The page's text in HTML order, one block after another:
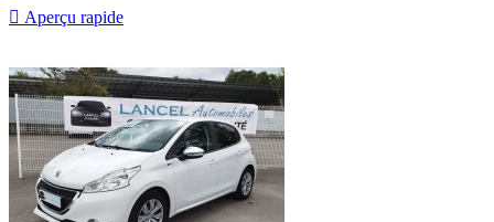
 Aperçu rapide